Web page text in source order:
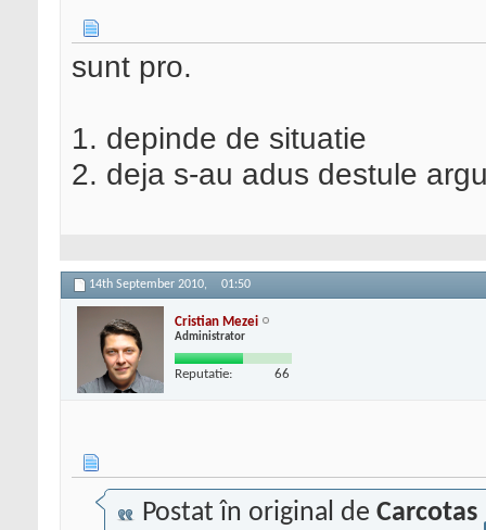
sunt pro.
1. depinde de situatie
2. deja s-au adus destule
14th September 2010, 01:50
Cristian Mezei
Administrator
Reputatie: 66
Postat în original de Carcotas